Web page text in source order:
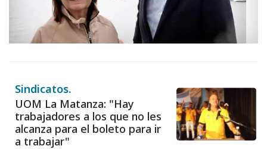
Sindicatos.
UOM La Matanza: "Hay
trabajadores a los que no les
alcanza para el boleto para ir
a trabajar"